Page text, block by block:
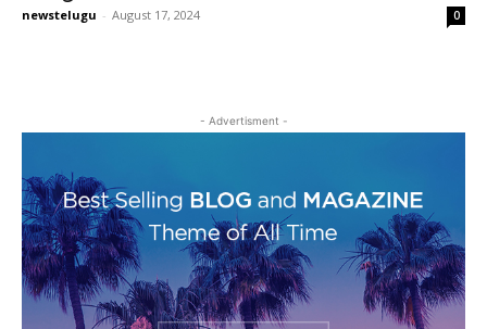
newstelugu - August 17, 2024 0
- Advertisment -